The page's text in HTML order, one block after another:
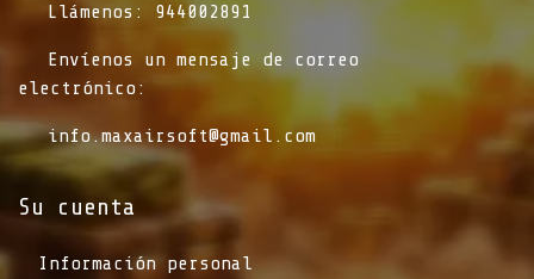
​Llámenos: 944002891
​Envíenos un mensaje de correo
electrónico:
info.maxairsoft@gmail.com
Su cuenta
Información personal